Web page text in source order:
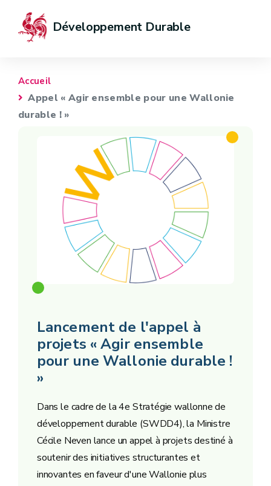
Développement Durable
Accueil
Appel « Agir ensemble pour une Wallonie
durable ! »
Lancement de l'appel à
projets « Agir ensemble
pour une Wallonie durable !
»
Dans le cadre de la 4e Stratégie wallonne de
développement durable (SWDD4), la Ministre
Cécile Neven lance un appel à projets destiné à
soutenir des initiatives structurantes et
innovantes en faveur d'une Wallonie plus